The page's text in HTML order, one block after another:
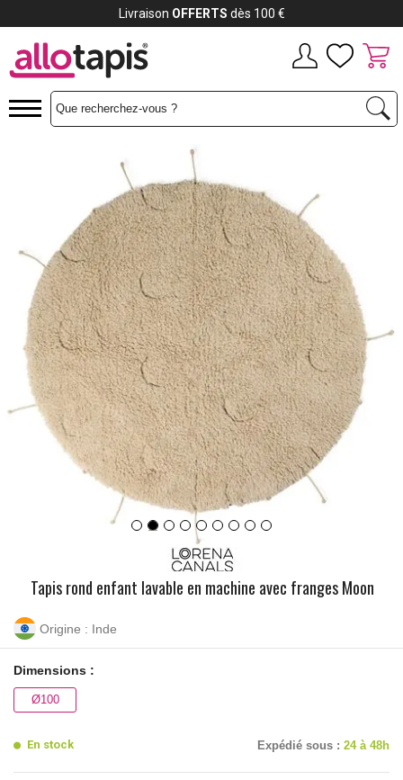
Tapis rond enfant lavable en machine avec franges Moon
Origine : Inde
Dimensions :
Ø100
En stock Expédié sous : 24 à 48h
LivraisonOFFERTSdès 100 €